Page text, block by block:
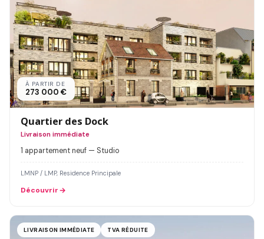
À PARTIR DE
273 000 €
Quartier des Dock
Livraison immédiate
1 appartement neuf — Studio
LMNP / LMP, Residence Principale
Découvrir
LIVRAISON IMMÉDIATE TVA RÉDUITE